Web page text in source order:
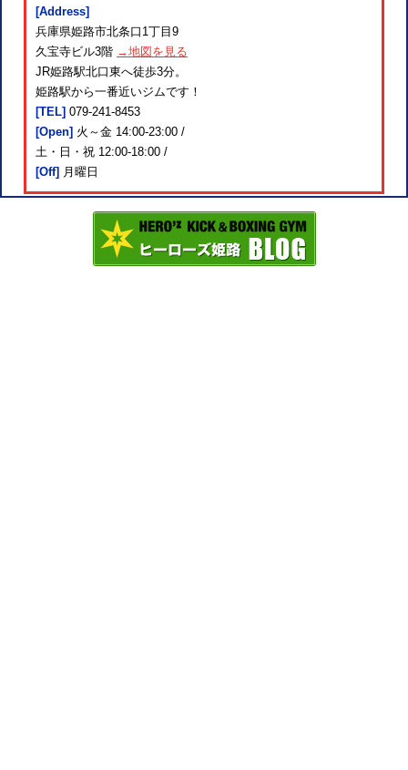
[Address]
兵庫県姫路市北条口1丁目9
久宝寺ビル3階 →地図を見る
JR姫路駅北口東へ徒歩3分。
姫路駅から一番近いジムです！
[TEL] 079-241-8453
[Open] 火～金 14:00-23:00 /
土・日・祝 12:00-18:00 /
[Off] 月曜日